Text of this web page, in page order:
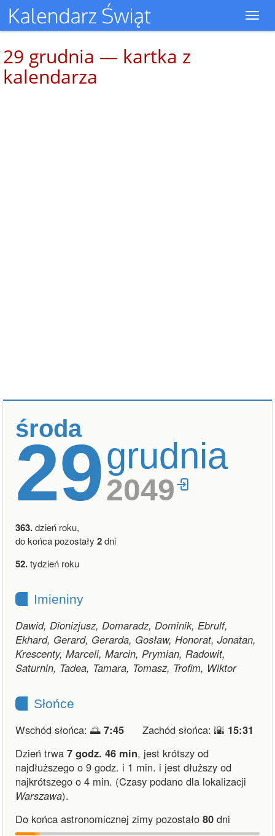
29 grudnia — kartka z
kalendarza
środa
29grudnia
2049
363.dzień roku,
do końca pozostały 2dni
52.tydzień roku
Imieniny
Dawid, Dionizjusz, Domaradz, Dominik, Ebrulf,
Ekhard, Gerard, Gerarda, Gosław, Honorat, Jonatan,
Krescenty, Marceli, Marcin, Prymian, Radowit,
Saturnin, Tadea, Tamara, Tomasz, Trofim, Wiktor
Słońce
Wschód słońca: 🌅 7:45 Zachód słońca: 🌇 15:31
Dzień trwa 7 godz. 46 min, jest krótszy od
najdłuższego o 9 godz. i 1 min. i jest dłuższy od
najkrótszego o 4 min. (Czasy podano dla lokalizacji
Warszawa).
Do końca astronomicznej zimy pozostało 80 dni